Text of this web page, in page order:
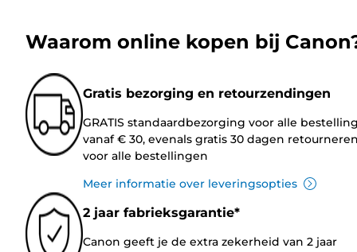
Waarom online kopen bij
Gratis bezorging en retourzendingen
GRATIS standaardbezorging voor alle
vanaf € 30, evenals gratis 30 dagen
voor alle bestellingen
Meer informatie over leveringsopties
2 jaar fabrieksgarantie*
Canon geeft je de extra zekerheid van 2 jaar